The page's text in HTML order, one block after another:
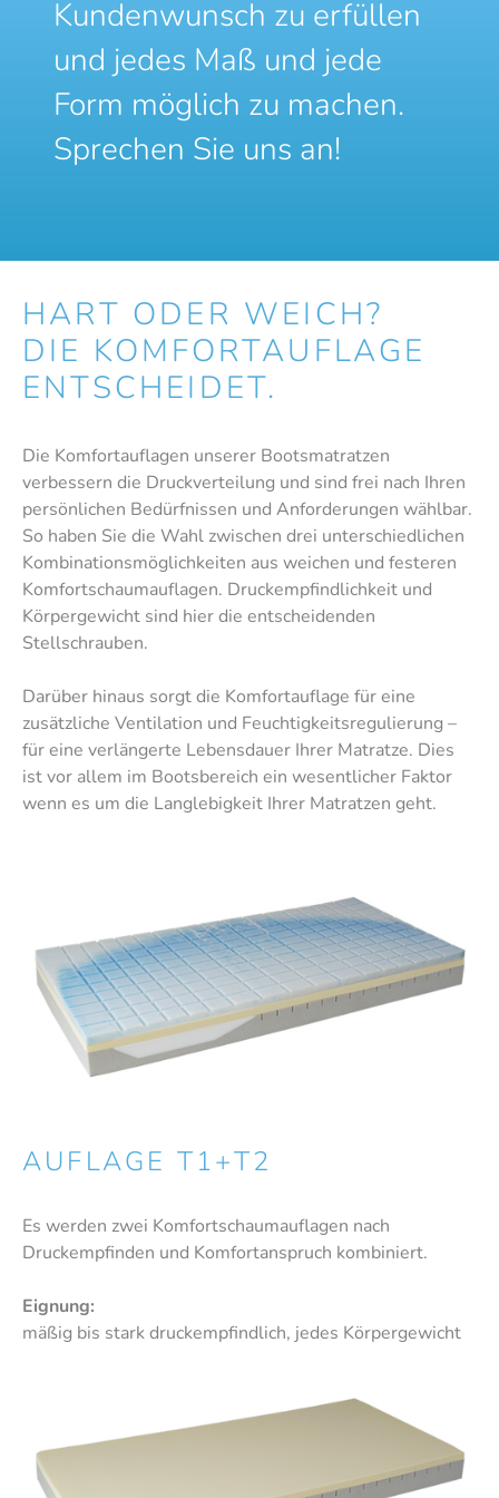
Kundenwunsch zu erfüllen
und jedes Maß und jede
Form möglich zu machen.
Sprechen Sie uns an!
HART ODER WEICH?
DIE KOMFORTAUFLAGE
ENTSCHEIDET.
Die Komfortauflagen unserer Bootsmatratzen
verbessern die Druckverteilung und sind frei nach Ihren
persönlichen Bedürfnissen und Anforderungen wählbar.
So haben Sie die Wahl zwischen drei unterschiedlichen
Kombinationsmöglichkeiten aus weichen und festeren
Komfortschaumauflagen. Druckempfindlichkeit und
Körpergewicht sind hier die entscheidenden
Stellschrauben.
Darüber hinaus sorgt die Komfortauflage für eine
zusätzliche Ventilation und Feuchtigkeitsregulierung –
für eine verlängerte Lebensdauer Ihrer Matratze. Dies
ist vor allem im Bootsbereich ein wesentlicher Faktor
wenn es um die Langlebigkeit Ihrer Matratzen geht.
AUFLAGE T1+T2
Es werden zwei Komfortschaumauflagen nach
Druckempfinden und Komfortanspruch kombiniert.
Eignung:
mäßig bis stark druckempfindlich, jedes Körpergewicht